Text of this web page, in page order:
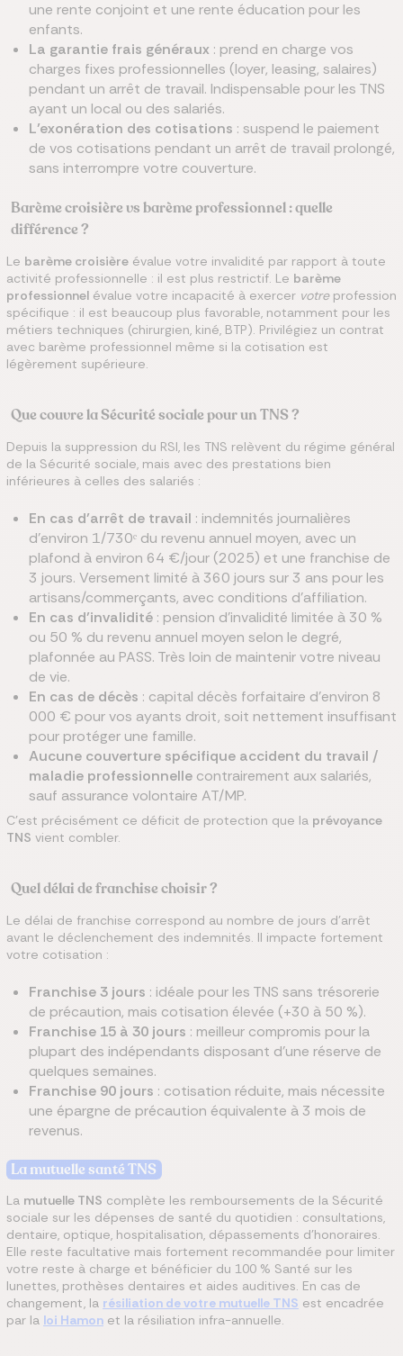
une rente conjoint et une rente éducation pour les
enfants.
La garantie frais généraux : prend en charge vos
charges fixes professionnelles (loyer, leasing, salaires)
pendant un arrêt de travail. Indispensable pour les TNS
ayant un local ou des salariés.
L’exonération des cotisations : suspend le paiement
de vos cotisations pendant un arrêt de travail prolongé,
sans interrompre votre couverture.
Barème croisière vs barème professionnel : quelle
différence ?
Le barème croisière évalue votre invalidité par rapport à toute
activité professionnelle : il est plus restrictif. Le barème
professionnel évalue votre incapacité à exercer votreprofession
spécifique : il est beaucoup plus favorable, notamment pour les
métiers techniques (chirurgien, kiné, BTP). Privilégiez un contrat
avec barème professionnel même si la cotisation est
légèrement supérieure.
Que couvre la Sécurité sociale pour un TNS ?
Depuis la suppression du RSI, les TNS relèvent du régime général
de la Sécurité sociale, mais avec des prestations bien
inférieures à celles des salariés :
En cas d’arrêt de travail : indemnités journalières
d’environ 1/730ᵉ du revenu annuel moyen, avec un
plafond à environ 64 €/jour (2025) et une franchise de
3 jours. Versement limité à 360 jours sur 3 ans pour les
artisans/commerçants, avec conditions d’affiliation.
En cas d’invalidité: pension d’invalidité limitée à 30 %
ou 50 % du revenu annuel moyen selon le degré,
plafonnée au PASS. Très loin de maintenir votre niveau
de vie.
En cas de décès : capital décès forfaitaire d’environ 8
000 € pour vos ayants droit, soit nettement insuffisant
pour protéger une famille.
Aucune couverture spécifique accident du travail /
maladie professionnellecontrairement aux salariés,
sauf assurance volontaire AT/MP.
C’est précisément ce déficit de protection que la prévoyance
TNS vient combler.
Quel délai de franchise choisir ?
Le délai de franchise correspond au nombre de jours d’arrêt
avant le déclenchement des indemnités. Il impacte fortement
votre cotisation :
Franchise 3 jours : idéale pour les TNS sans trésorerie
de précaution, mais cotisation élevée (+30 à 50 %).
Franchise 15 à 30 jours : meilleur compromis pour la
plupart des indépendants disposant d’une réserve de
quelques semaines.
Franchise 90 jours : cotisation réduite, mais nécessite
une épargne de précaution équivalente à 3 mois de
revenus.
La mutuelle santé TNS
La mutuelle TNS complète les remboursements de la Sécurité
sociale sur les dépenses de santé du quotidien : consultations,
dentaire, optique, hospitalisation, dépassements d’honoraires.
Elle reste facultative mais fortement recommandée pour limiter
votre reste à charge et bénéficier du 100 % Santé sur les
lunettes, prothèses dentaires et aides auditives. En cas de
changement, la résiliation de votre mutuelle TNS est encadrée
par la loi Hamon et la résiliation infra-annuelle.